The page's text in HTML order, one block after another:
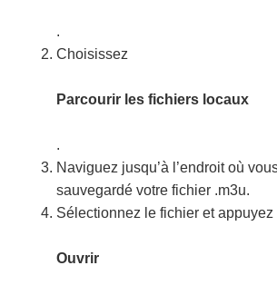
.
Choisissez
Parcourir les fichiers locaux
.
Naviguez jusqu’à l’endroit où
sauvegardé votre fichier .m3u.
Sélectionnez le fichier et appuyez
Ouvrir